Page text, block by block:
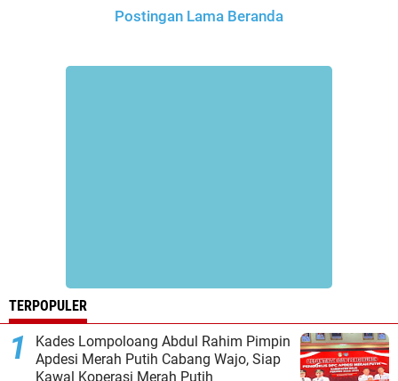
Postingan Lama Beranda
TERPOPULER
Kades Lompoloang Abdul Rahim Pimpin
Apdesi Merah Putih Cabang Wajo, Siap
Kawal Koperasi Merah Putih